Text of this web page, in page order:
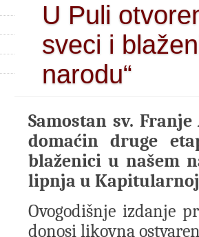
U Puli
sveci i
narodu“
Samostan sv.
domaćin druge
blaženici u našem
lipnja u
Ovogodišnje izdanje
donosi likovna